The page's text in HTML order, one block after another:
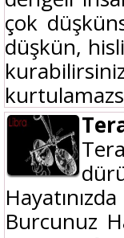
çok
düşkün,
Burcunuz